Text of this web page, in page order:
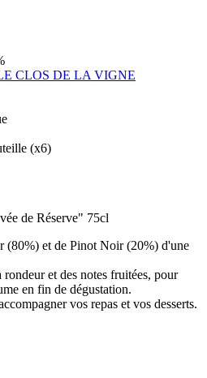
CLOS DE LA VIGNE
(x6)
(80%) et de Pinot Noir (20%) d'une
et des notes fruitées, pour
en fin de dégustation.
vos repas et vos desserts.